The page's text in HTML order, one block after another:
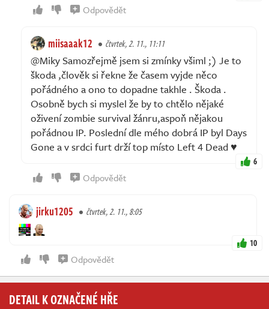
Odpovědět
miisaaak12 čtvrtek, 2. 11., 11:11
@Miky Samozřejmě jsem si zmínky všiml ;) Je to
škoda ,člověk si řekne že časem vyjde něco
pořádného a ono to dopadne takhle . Škoda .
Osobně bych si myslel že by to chtělo nějaké
oživení zombie survival žánru,aspoň nějakou
pořádnou IP. Poslední dle mého dobrá IP byl Days
Gone a v srdci furt drží top místo Left 4 Dead ♥️
6
Odpovědět
jirku1205 čtvrtek, 2. 11., 8:05
10
Odpovědět
DETAIL K OZNAČENÉ HŘE